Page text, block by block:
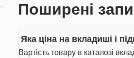
Поширені
Яка ціна на вкладиші і
Вартість товару в каталозі